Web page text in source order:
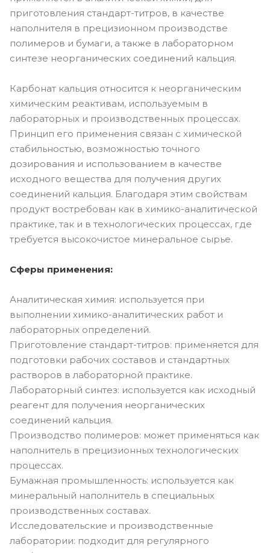
приготовления стандарт-титров, в качестве
наполнителя в прецизионном производстве
полимеров и бумаги, а также в лабораторном
синтезе неорганических соединений кальция.
Карбонат кальция относится к неорганическим
химическим реактивам, используемым в
лабораторных и производственных процессах.
Принцип его применения связан с химической
стабильностью, возможностью точного
дозирования и использованием в качестве
исходного вещества для получения других
соединений кальция. Благодаря этим свойствам
продукт востребован как в химико-аналитической
практике, так и в технологических процессах, где
требуется высокочистое минеральное сырье.
Сферы применения:
Аналитическая химия: используется при
выполнении химико-аналитических работ и
лабораторных определений.
Приготовление стандарт-титров: применяется для
подготовки рабочих составов и стандартных
растворов в лабораторной практике.
Лабораторный синтез: используется как исходный
реагент для получения неорганических
соединений кальция.
Производство полимеров: может применяться как
наполнитель в прецизионных технологических
процессах.
Бумажная промышленность: используется как
минеральный наполнитель в специальных
производственных составах.
Исследовательские и производственные
лаборатории: подходит для регулярного